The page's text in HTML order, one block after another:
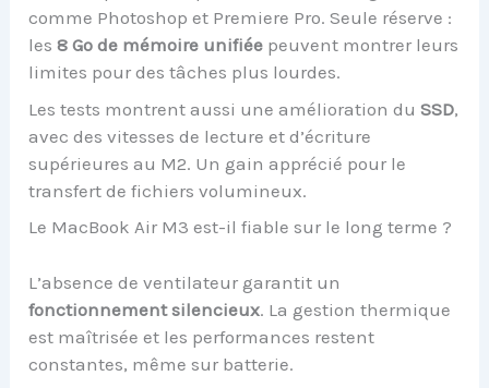
comme Photoshop et Premiere Pro. Seule réserve :
les8 Go de mémoire unifiée peuvent montrer leurs
limites pour des tâches plus lourdes.
Les tests montrent aussi une amélioration duSSD,
avec des vitesses de lecture et d’écriture
supérieures au M2. Un gain apprécié pour le
transfert de fichiers volumineux.
Le MacBook Air M3 est-il fiable sur le long terme ?
L’absence de ventilateur garantit un
fonctionnement silencieux. La gestion thermique
est maîtrisée et les performances restent
constantes, même sur batterie.